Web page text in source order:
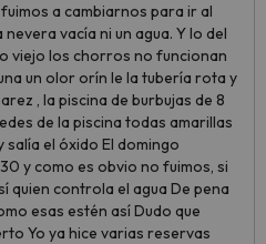
a cambiarnos para ir al
vacía ni un agua. Y lo del
viejo los chorros no funcionan
un olor orín le la tubería rota y
, la piscina de burbujas de 8
de la piscina todas amarillas
salía el óxido El domingo
y como es obvio no fuimos, si
quien controla el agua De pena
esas estén así Dudo que
Yo ya hice varias reservas